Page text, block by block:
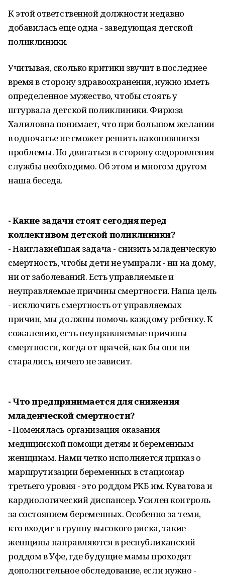
К этой ответственной должности недавно
добавилась еще одна - заведующая детской
поликлиники.
Учитывая, сколько критики звучит в последнее
время в сторону здравоохранения, нужно иметь
определенное муже­ство, чтобы стоять у
штурвала детской поликлиники. Фирюза
Халиловна понимает, что при большом желании
в одночасье не сможет решить накопившиеся
проблемы. Но двигаться в сторону оздоровления
службы необходимо. Об этом и многом другом
наша беседа.
- Какие задачи стоят сегодня перед
коллективом детской поликлиники?
- Наиглавнейшая задача - снизить младенческую
смертность, чтобы дети не умирали - ни на дому,
ни от заболеваний. Есть управляемые и
неуправляемые причины смертности. Наша цель
- исключить смертность от управляемых
причин, мы должны помочь каждому ребенку. К
сожалению, есть неуправляемые причины
смертности, когда от врачей, как бы они ни
старались, ничего не зависит.
- Что предпринимается для снижения
младенческой смертности?
- Поменялась организация оказания
медицинской помощи детям и беременным
женщинам. Нами четко исполняется приказ о
маршрутизации беременных в стационар
третьего уровня - это роддом РКБ им. Куватова и
кардиологический диспансер. Усилен контроль
за состоянием беременных. Особенно за теми,
кто входит в группу высокого риска, такие
женщины направляются в республиканский
роддом в Уфе, где будущие мамы проходят
дополнительное обследование, если нужно -